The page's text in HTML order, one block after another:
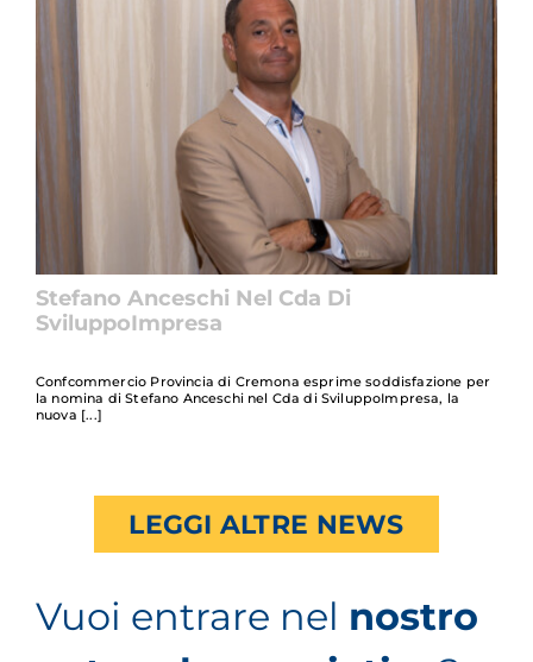
Stefano Anceschi Nel Cda Di
SviluppoImpresa
Confcommercio Provincia di Cremona esprime soddisfazione per
la nomina di Stefano Anceschi nel Cda di SviluppoImpresa, la
nuova
LEGGI ALTRE NEWS
Vuoi entrare nel nostro